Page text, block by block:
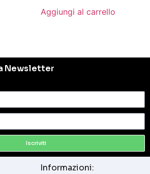
Aggiungi al carrello
Newsletter
Iscriviti
Informazioni: